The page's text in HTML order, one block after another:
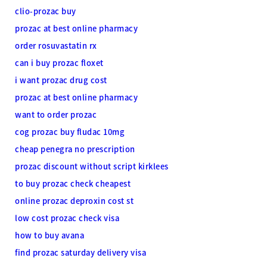
clio-prozac buy
prozac at best online pharmacy
order rosuvastatin rx
can i buy prozac floxet
i want prozac drug cost
prozac at best online pharmacy
want to order prozac
cog prozac buy fludac 10mg
cheap penegra no prescription
prozac discount without script kirklees
to buy prozac check cheapest
online prozac deproxin cost st
low cost prozac check visa
how to buy avana
find prozac saturday delivery visa